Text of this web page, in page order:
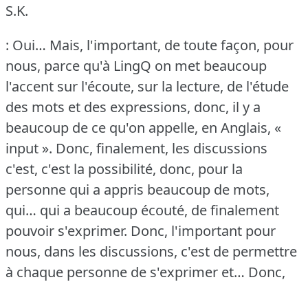
S.K.
: Oui… Mais, l'important, de toute façon, pour
nous, parce qu'à LingQ on met beaucoup
l'accent sur l'écoute, sur la lecture, de l'étude
des mots et des expressions, donc, il y a
beaucoup de ce qu'on appelle, en Anglais, «
input ». Donc, finalement, les discussions
c'est, c'est la possibilité, donc, pour la
personne qui a appris beaucoup de mots,
qui… qui a beaucoup écouté, de finalement
pouvoir s'exprimer. Donc, l'important pour
nous, dans les discussions, c'est de permettre
à chaque personne de s'exprimer et… Donc,